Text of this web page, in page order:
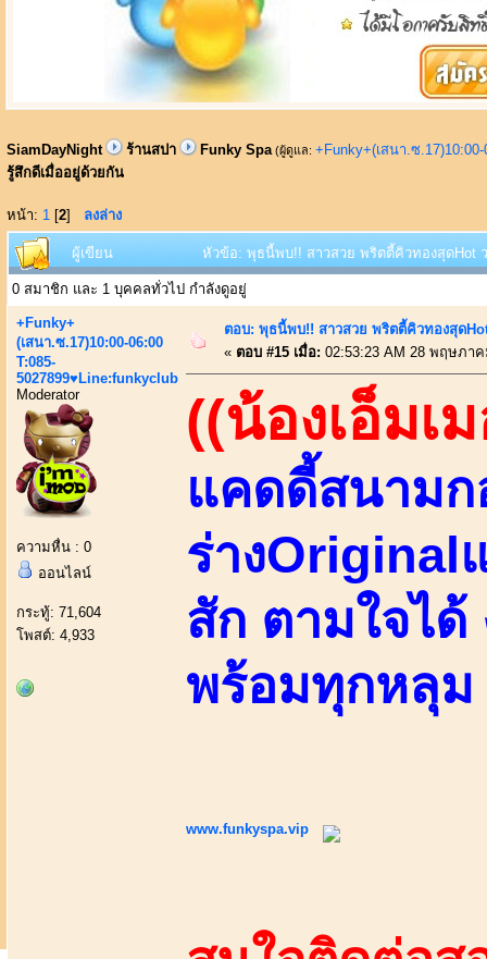
SiamDayNight ร้านสปา Funky Spa (ผู้ดูแล: +Funky+(เสนา.ซ
รู้สึกดีเมื่ออยู่ด้วยกัน
หน้า: 1 [2] ลงล่าง
ผู้เขียน หัวข้อ: พุธนี้พบ!! สาวสวย พริตตี้คิวทองสุดHot
0 สมาชิก และ 1 บุคคลทั่วไป กำลังดูอยู่
+Funky+
(เสนา.ซ.17)10:00-06:00
T:085-
5027899♥Line:funkyclub
Moderator
ความหื่น : 0
ออนไลน์
กระทู้: 71,604
โพสต์: 4,933
ตอบ: พุธนี้พบ!! สาวสวย พริตตี้คิวทองสุด
« ตอบ #15 เมื่อ: 02:53:23 AM 28 พฤษภา
((น้องเอ็มเ
แคดดี้สนามก
ร่างOriginal
สัก ตามใจได้
พร้อมทุกหลุม
www.funkyspa.vip